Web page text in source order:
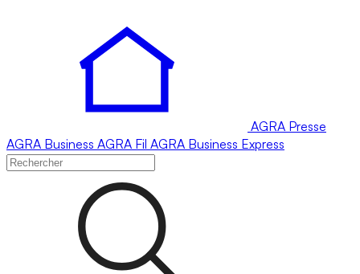
AGRA Presse
AGRA Business AGRA Fil AGRA Business Express